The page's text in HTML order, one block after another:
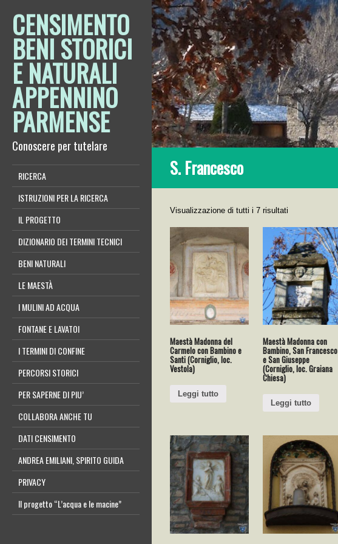
CENSIMENTO
BENI STORICI
E NATURALI
APPENNINO
PARMENSE
Conoscere per tutelare
RICERCA
ISTRUZIONI PER LA RICERCA
IL PROGETTO
DIZIONARIO DEI TERMINI TECNICI
BENI NATURALI
LE MAESTÀ
I MULINI AD ACQUA
FONTANE E LAVATOI
I TERMINI DI CONFINE
PERCORSI STORICI
PER SAPERNE DI PIU’
COLLABORA ANCHE TU
DATI CENSIMENTO
ANDREA EMILIANI, SPIRITO GUIDA
PRIVACY
Il progetto “L’acqua e le macine”
S. Francesco
Visualizzazione di tutti i 7 risultati
Maestà Madonna del
Carmelo con Bambino e
Santi (Corniglio, loc.
Vestola)
Leggi tutto
Maestà Madonna con
Bambino, San Francesco
e San Giuseppe
(Corniglio, loc. Graiana
Chiesa)
Leggi tutto